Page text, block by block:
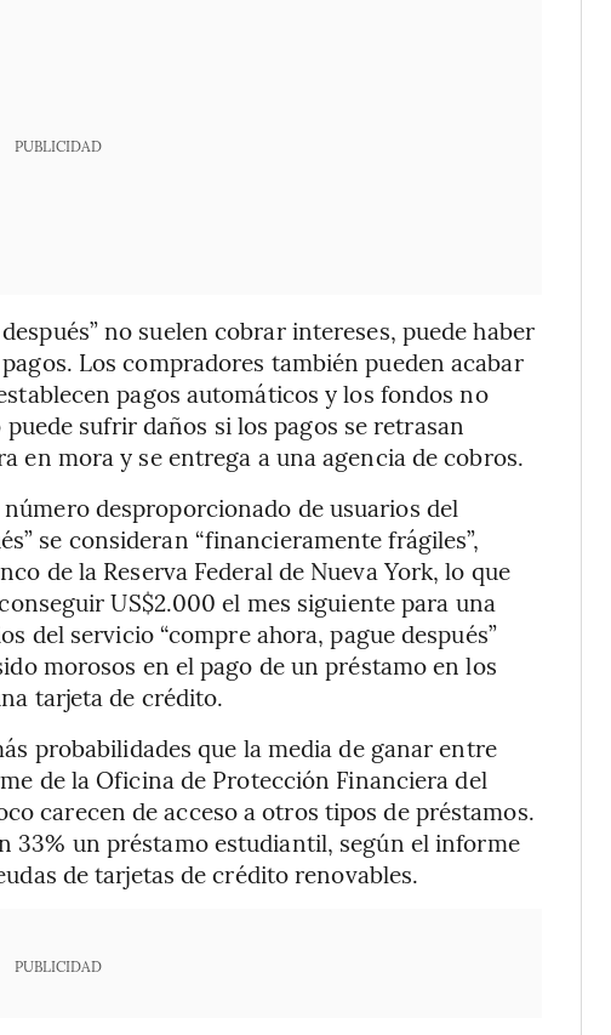
PUBLICIDAD
no suelen cobrar intereses, puede haber
Los compradores también pueden acabar
pagos automáticos y los fondos no
sufrir daños si los pagos se retrasan
en mora y se entrega a una agencia de cobros.
desproporcionado de usuarios del
se consideran “financieramente frágiles”,
de la Reserva Federal de Nueva York, lo que
US$2.000 el mes siguiente para una
del servicio “compre ahora, pague después”
morosos en el pago de un préstamo en los
tarjeta de crédito.
probabilidades que la media de ganar entre
de la Oficina de Protección Financiera del
carecen de acceso a otros tipos de préstamos.
33% un préstamo estudiantil, según el informe
de tarjetas de crédito renovables.
PUBLICIDAD